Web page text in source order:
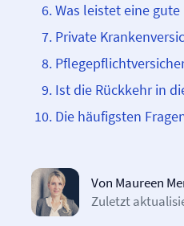
Was leistet eine gute
Private
Ist die Rückkehr in
Die häufigsten
Von Maureen
Zuletzt